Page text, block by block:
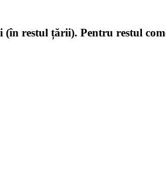
restul țării). Pentru restul